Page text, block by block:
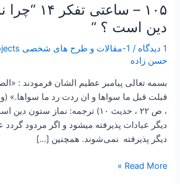
۱۰۵ – ساعتی
دین است ؟ “
1 دیدگاه / 1-مقالات و طرح های شخصی Papers and Projects
حسن زاده
بسمه تعالی پیامبر عظیم الشان فرمودند :
، ص ۲۲ ، حديث ۱۰) ترجمه: نماز ستون
ديگر عبادات پذيرفته ميشود و اگر مردود گردد
ديگر پذيرفته نمی‌شوند. همچنین […]
۱۰۵
ساعتی
تفکر
۱۴
نماز
دین
است
Read More »